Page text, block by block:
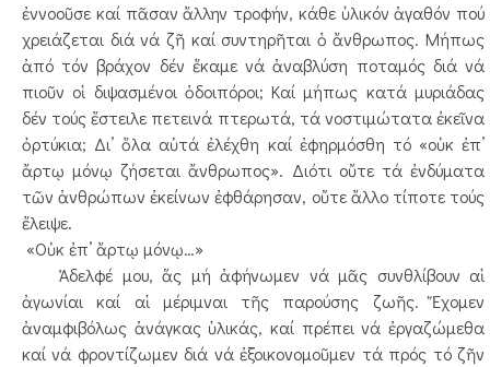
ἐννοοῦσε καί πᾶσαν ἄλλην τροφήν, κάθε ὑλικόν ἀγαθόν πού
χρειάζεται διά νά ζῆ καί συντηρῆται ὁ ἄνθρωπος. Μήπως
ἀπό τόν βράχον δέν ἔκαμε νά ἀναβλύση ποταμός διά νά
πιοῦν οἱ διψασμένοι ὁδοιπόροι; Καί μήπως κατά μυριάδας
δέν τούς ἔστειλε πετεινά πτερωτά, τά νοστιμώτατα ἐκεῖνα
ὀρτύκια; Δι’ ὅλα αὐτά ἐλέχθη καί ἐφηρμόσθη τό «οὐκ ἐπ’
ἄρτῳ μόνῳ ζήσεται ἄνθρωπος». Διότι οὔτε τά ἐνδύματα
τῶν ἀνθρώπων ἐκείνων ἐφθάρησαν, οὔτε ἄλλο τίποτε τούς
ἔλειψε.
«Οὐκ ἐπ’ ἄρτῳ μόνῳ…»
Ἀδελφέ μου, ἅς μή ἀφήνωμεν νά μᾶς συνθλίβουν αἱ
ἀγωνίαι καί αἱ μέριμναι τῆς παρούσης ζωῆς. Ἔχομεν
ἀναμφιβόλως ἀνάγκας ὑλικάς, καί πρέπει νά ἐργαζώμεθα
καί νά φροντίζωμεν διά νά ἐξοικονομοῦμεν τά πρός τό ζῆν